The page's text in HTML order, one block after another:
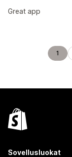
Great app
1
Sovellusluokat